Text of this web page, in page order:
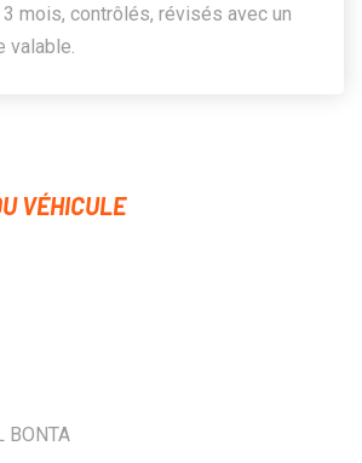
mois, contrôlés, révisés avec un
valable.
VÉHICULE
BONTA